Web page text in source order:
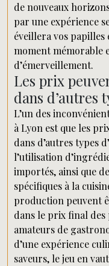
de nouveaux
par une expérience
éveillera vos papilles
moment mémorable
d’émerveillement.
Les prix
dans d’autres
L’un des
à Lyon est que les
dans d’autres types
l’utilisation
importés, ainsi que
spécifiques à la
production peuvent
dans le prix final
amateurs de
d’une expérience
saveurs, le jeu en